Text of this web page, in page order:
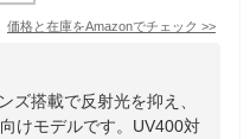
価格と在庫をAmazonでチェック >>
ズ搭載で反射光を抑え、
けモデルです。UV400対